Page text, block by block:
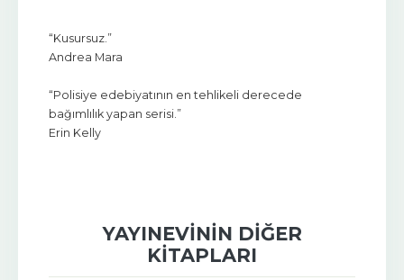
“Kusursuz.”
Andrea Mara
“Polisiye edebiyatının en tehlikeli derecede
bağımlılık yapan serisi.”
Erin Kelly
YAYINEVININ DIĞER
KITAPLARI